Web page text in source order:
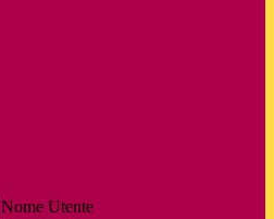
Nome Utente